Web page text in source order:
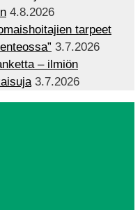
4.8.2026
tarpeet
3.7.2026
– ilmiön
3.7.2026